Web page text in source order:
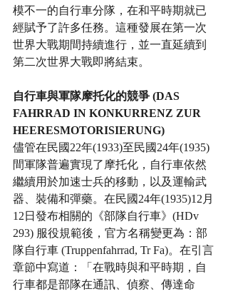
模不一的自行車分隊，在和平時期就已
經賦予了許多任務。這種發展在第一次
世界大戰期間持續進行，並一直延續到
第二次世界大戰即將結束。
自行車與軍隊摩托化的競爭 (DAS
FAHRRAD IN KONKURRENZ ZUR
HEERESMOTORISIERUNG)
儘管在民國22年(1933)至民國24年(1935)
間軍隊普遍實現了摩托化，自行車依然
繼續用於加速士兵的移動，以及運輸武
器、裝備和彈藥。在民國24年(1935)12月
12日發布相關的《部隊自行車》(HDv
293) 服役規範後，官方名稱變更為：部
隊自行車 (Truppenfahrrad, Tr Fa)。在引言
章節中寫道：「在戰時與和平時期，自
行車都是部隊在通訊、偵察、傳達命